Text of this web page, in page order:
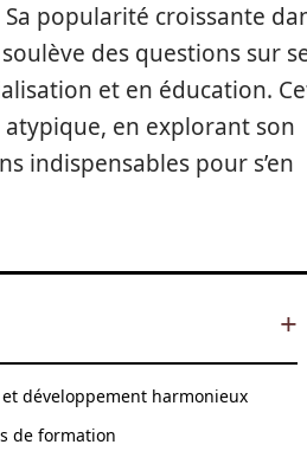
popularité croissante
des questions sur
et en éducation.
en explorant son
indispensables pour s’en
développement harmonieux
de formation